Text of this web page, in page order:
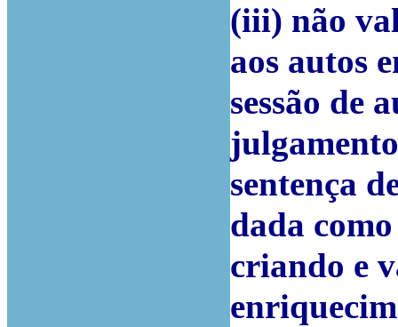
(iii) não
aos autos
sessão de
sentença
dada
criando e